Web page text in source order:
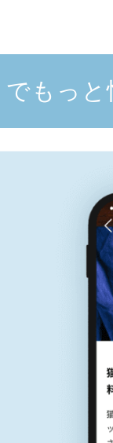
でもっと